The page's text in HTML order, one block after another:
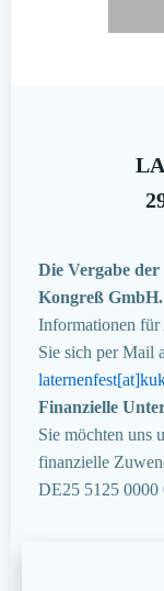
Die Vergabe
Kongreß GmbH.
Informationen für
Sie sich per Mail
Finanzielle
Sie möchten uns
finanzielle
DE25 5125 0000